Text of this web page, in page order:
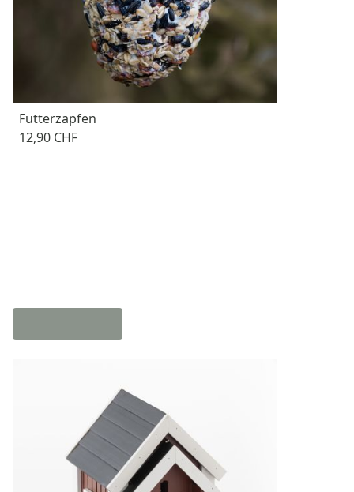
Futterzapfen
12,90 CHF